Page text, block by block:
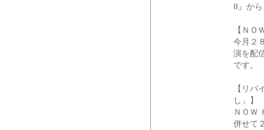
II』か
【Ｎ
今月２
演を配
です。
【リ
し」】
ＮＯＷ
併せて